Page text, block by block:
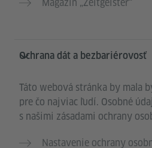
Magazin „Zeitgeister“
Ochrana dát a bezbariérovosť
Táto webová stránka by mala
pre čo najviac ľudí. Osobné
s našimi zásadami ochrany
Nastavenie ochrany